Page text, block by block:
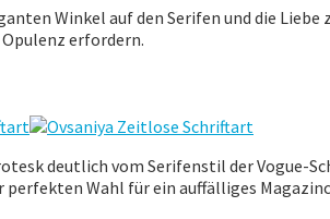
Winkel auf den Serifen und die
erfordern.
deutlich vom Serifenstil der Vogue-
Wahl für ein auffälliges